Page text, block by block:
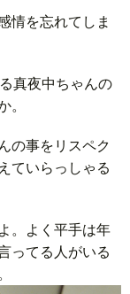
情を忘れてしま
真夜中ちゃんの
。
の事をリスペク
ていらっしゃる
。よく平手は年
ってる人がいる